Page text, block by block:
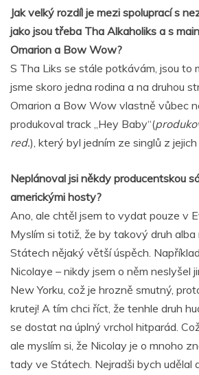
Jak velký rozdíl je mezi spoluprací s
jako jsou třeba Tha Alkaholiks a s
Omarion a Bow Wow?
S Tha Liks se stále potkávám, jsou to
jsme skoro jedna rodina a na druhou
Omarion a Bow Wow vlastně vůbec
produkoval track „Hey Baby“(
red.), který byl jedním ze singlů z
Neplánoval jsi někdy producentskou
americkými hosty?
Ano, ale chtěl jsem to vydat pouze v
Myslím si totiž, že by takový druh
Státech nějaký větší úspěch.
Nicolaye – nikdy jsem o něm neslyšel
New Yorku, což je hrozně smutný,
krutej! A tím chci říct, že tenhle druh
se dostat na úplný vrchol hitparád.
ale myslím si, že Nicolay je o mnoho
tady ve Státech. Nejradši bych udělal